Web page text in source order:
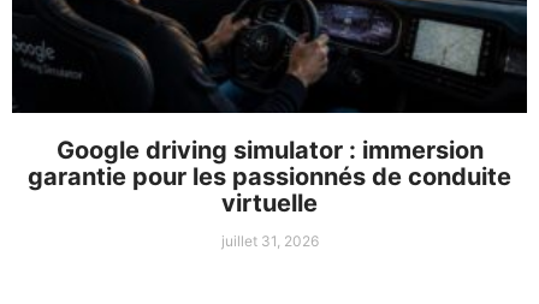
Google driving simulator : immersion
garantie pour les passionnés de conduite
virtuelle
juillet 31, 2026